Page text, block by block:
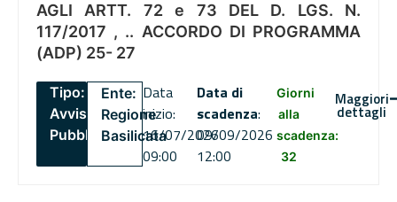
AGLI ARTT. 72 e 73 DEL D. LGS. N.
117/2017 , .. ACCORDO DI PROGRAMMA
(ADP) 25- 27
Tipo:
Avviso
Pubblico
Ente:
Regione
Basilicata
Data
inizio:
16/07/2026
09:00
Data di
scadenza:
09/09/2026
12:00
Giorni
alla
scadenza:
32
Maggiori
dettagli